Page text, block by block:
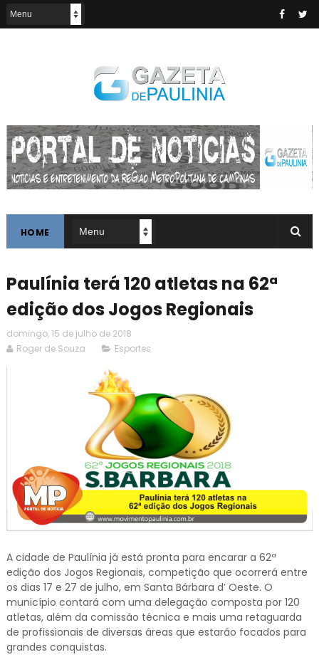
HOME
Paulínia terá 120 atletas na 62ª
edição dos Jogos Regionais
domingo, 15 de julho de 2018
Roger de Souza
Esportes
A cidade de Paulínia já está pronta para encarar a 62ª
edição dos Jogos Regionais, competição que ocorrerá entre
os dias 17 e 27 de julho, em Santa Bárbara d’ Oeste. O
município contará com uma delegação composta por 120
atletas, além da comissão técnica e mais uma retaguarda
de profissionais de diversas áreas que estarão focados para
grandes conquistas.